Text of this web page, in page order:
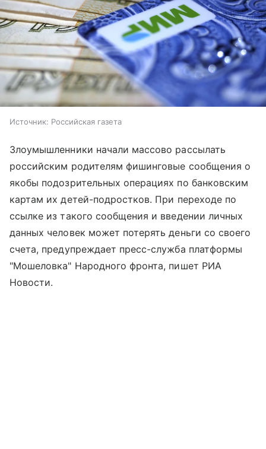
Источник: Российская газета
Злоумышленники начали массово рассылать
российским родителям фишинговые сообщения о
якобы подозрительных операциях по банковским
картам их детей-подростков. При переходе по
ссылке из такого сообщения и введении личных
данных человек может потерять деньги со своего
счета, предупреждает пресс-служба платформы
"Мошеловка" Народного фронта, пишет РИА
Новости.